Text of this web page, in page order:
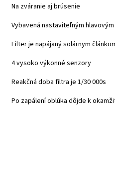
Na zváranie aj brúsenie
Vybavená nastaviteľným
Filter je napájaný solárnym
4 vysoko výkonné senzory
Reakčná doba filtra je 1/30 000s
Po zapálení oblúka dôjde k